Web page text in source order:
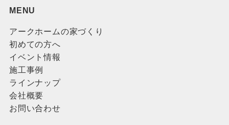
MENU
アークホームの家づくり
初めての方へ
イベント情報
施工事例
ラインナップ
会社概要
お問い合わせ